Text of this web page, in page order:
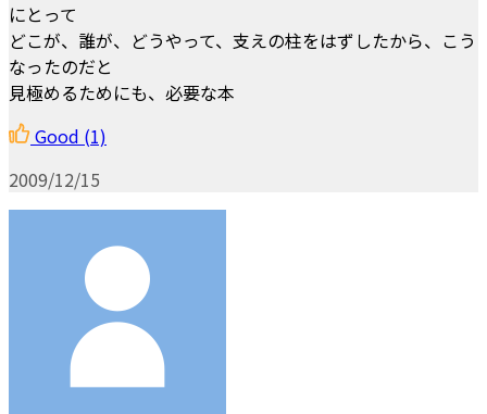
にとって
どこが、誰が、どうやって、支えの柱をはずしたから、こう
なったのだと
見極めるためにも、必要な本
Good (1)
2009/12/15